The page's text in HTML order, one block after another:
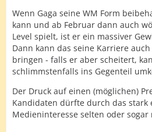
Wenn Gaga seine WM Form
kann und ab Februar dann auch
Level spielt, ist er ein massiver
Dann kann das seine Karriere
bringen - falls er aber scheitert,
schlimmstenfalls ins Gegenteil
Der Druck auf einen (möglichen)
Kandidaten dürfte durch das stark
Medieninteresse selten oder sogar